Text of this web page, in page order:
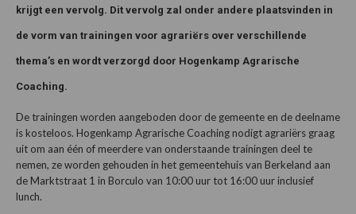
krijgt een vervolg. Dit vervolg zal onder andere plaatsvinden in
de vorm van trainingen voor agrariërs over verschillende
thema’s en wordt verzorgd door Hogenkamp Agrarische
Coaching.
De trainingen worden aangeboden door de gemeente en de deelname
is kosteloos. Hogenkamp Agrarische Coaching nodigt agrariërs graag
uit om aan één of meerdere van onderstaande trainingen deel te
nemen, ze worden gehouden in het gemeentehuis van Berkeland aan
de Marktstraat 1 in Borculo van 10:00 uur tot 16:00 uur inclusief
lunch.